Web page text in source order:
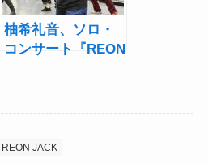
柚希礼音、ソロ・
コンサート『REON
REON JACK